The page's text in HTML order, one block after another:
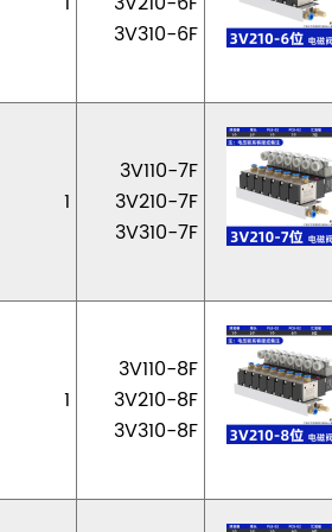
3V310-6F
3V110-7F
3V210-7F
3V310-7F
1
3V110-8F
3V210-8F
3V310-8F
1